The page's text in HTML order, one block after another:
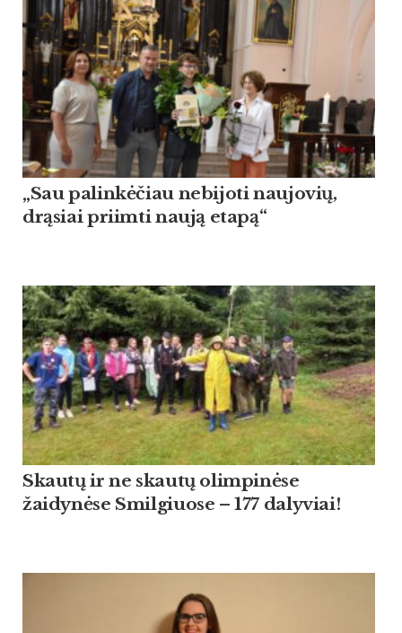
„Sau palinkėčiau nebijoti naujovių,
drąsiai priimti naują etapą“
Skautų ir ne skautų olimpinėse
žaidynėse Smilgiuose – 177 dalyviai!